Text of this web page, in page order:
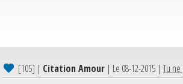
[105] | Citation Amour | Le 08-12-2015 |Tu